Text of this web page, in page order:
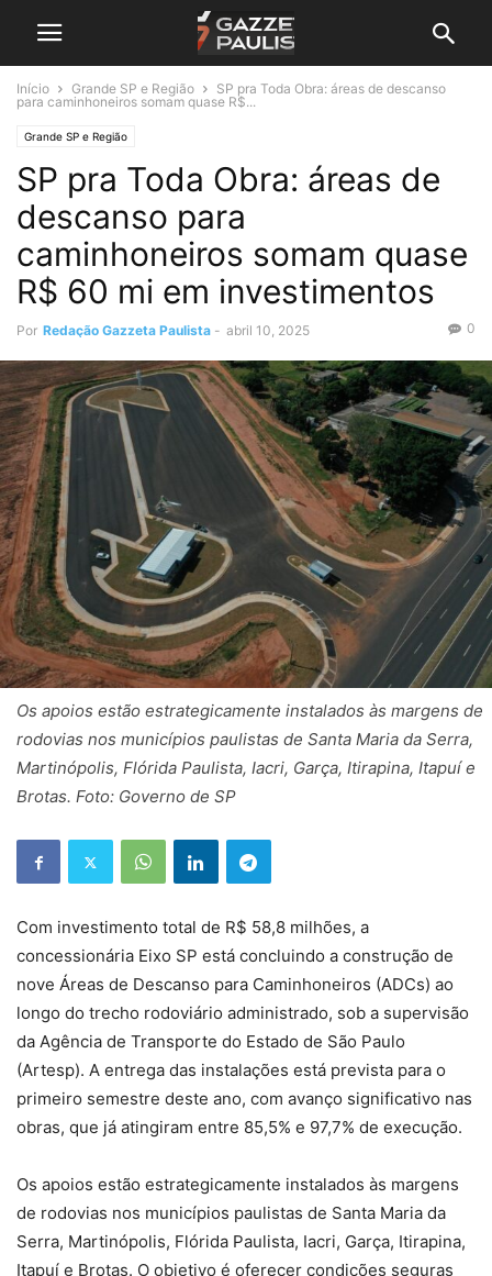
Início Grande SP e Região
SP pra Toda Obra: áreas de descanso
para caminhoneiros somam quase R$...
Grande SP e Região
SP pra Toda Obra: áreas de
descanso para
caminhoneiros somam quase
R$ 60 mi em investimentos
Por Redação Gazzeta Paulista - abril 10, 2025 0
Os apoios estão estrategicamente instalados às margens de
rodovias nos municípios paulistas de Santa Maria da Serra,
Martinópolis, Flórida Paulista, Iacri, Garça, Itirapina, Itapuí e
Brotas. Foto: Governo de SP
Com investimento total de R$ 58,8 milhões, a
concessionária Eixo SP está concluindo a construção de
nove Áreas de Descanso para Caminhoneiros (ADCs) ao
longo do trecho rodoviário administrado, sob a supervisão
da Agência de Transporte do Estado de São Paulo
(Artesp). A entrega das instalações está prevista para o
primeiro semestre deste ano, com avanço significativo nas
obras, que já atingiram entre 85,5% e 97,7% de execução.
Os apoios estão estrategicamente instalados às margens
de rodovias nos municípios paulistas de Santa Maria da
Serra, Martinópolis, Flórida Paulista, Iacri, Garça, Itirapina,
Itapuí e Brotas. O objetivo é oferecer condições seguras